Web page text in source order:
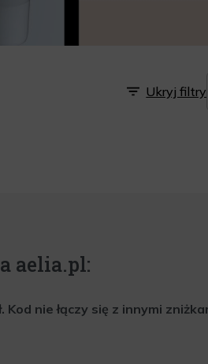
Ukryj filtry
aelia.pl:
nie łączy się z innymi